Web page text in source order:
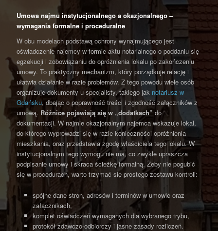
Umowa najmu instytucjonalnego a okazjonalnego –
wymagania formalne i proceduralne
W obu modelach podstawą ochrony wynajmującego jest
oświadczenie najemcy w formie aktu notarialnego o poddaniu się
egzekucji i zobowiązaniu do opróżnienia lokalu po zakończeniu
umowy. To praktyczny mechanizm, który porządkuje relację i
ułatwia działanie w razie problemów. Z tego powodu wiele osób
organizuje dokumenty u specjalisty, takiego jak notariusz w
Gdańsku, dbając o poprawność treści i zgodność załączników z
umową. Różnice pojawiają się w „dodatkach” do
dokumentacji. W najmie okazjonalnym najemca wskazuje lokal,
do którego wyprowadzi się w razie konieczności opróżnienia
mieszkania, oraz przedstawia zgodę właściciela tego lokalu. W
instytucjonalnym tego wymogu nie ma, co zwykle upraszcza
podpisanie umowy i skraca ścieżkę formalną. Żeby nie pogubić
się w procedurach, warto trzymać się prostego zestawu kontroli:
spójne dane stron, adresów i terminów w umowie oraz
załącznikach,
komplet oświadczeń wymaganych dla wybranego trybu,
protokół zdawczo-odbiorczy i jasne zasady rozliczeń.